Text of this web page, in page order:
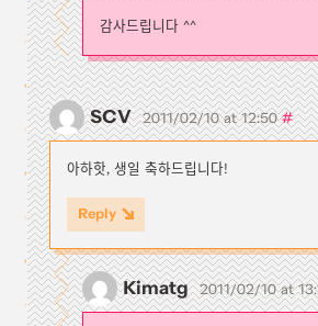
감사드립니다 ^^
SCV 2011/02/10 at 12:50#
아하핫, 생일 축하드립니다!
Reply
Kimatg 2011/02/10 at